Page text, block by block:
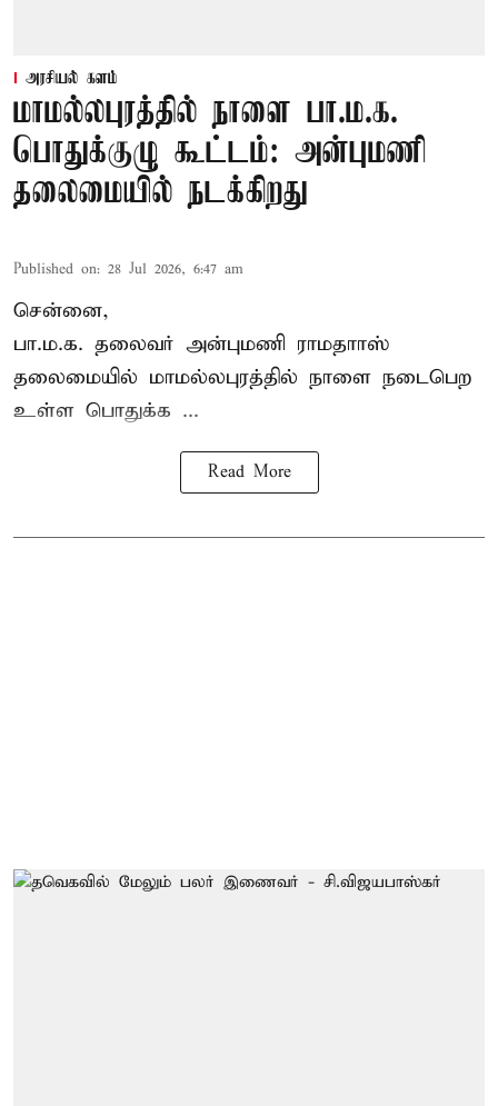
அரசியல் களம்
மாமல்லபுரத்தில் நாளை பா.ம.க.
பொதுக்குழு கூட்டம்: அன்புமணி
தலைமையில் நடக்கிறது
Published on: 28 Jul 2026, 6:47 am
சென்னை,
பா.ம.க. தலைவர் அன்புமணி ராமதாாஸ்
தலைமையில் மாமல்லபுரத்தில் நாளை நடைபெற
உள்ள பொதுக்க ...
Read More